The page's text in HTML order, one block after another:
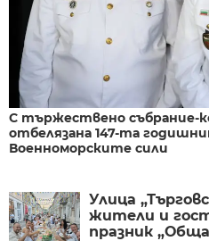
С тържествено събрание-
отбелязана 147-та
Военноморските сили
Улица
жители и
празник